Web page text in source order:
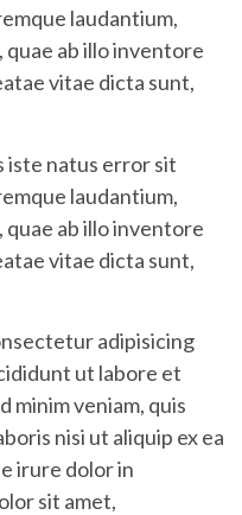
laudantium,
quae ab illo inventore
vitae dicta sunt,
iste natus error sit
laudantium,
quae ab illo inventore
vitae dicta sunt,
adipisicing
ut labore et
minim veniam, quis
nisi ut aliquip ex ea
irure dolor in
sit amet,